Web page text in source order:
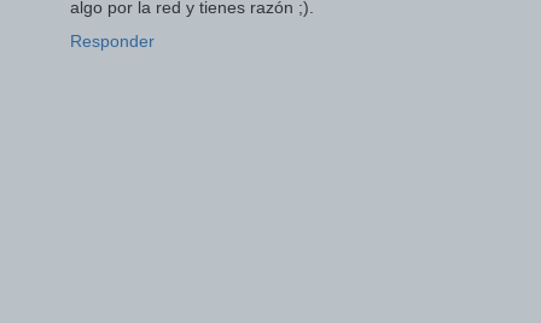
algo por la red y tienes razón ;).
Responder